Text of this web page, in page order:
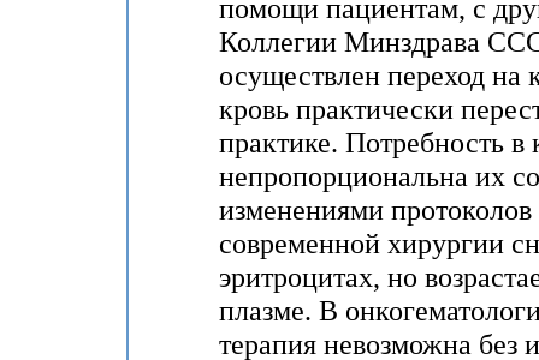
помощи пациентам, с
Коллегии Минздрава
осуществлен переход
кровь практически
практике. Потребность в
непропорциональна их
изменениями
современной хирургии
эритроцитах, но
плазме. В
терапия невозможна без